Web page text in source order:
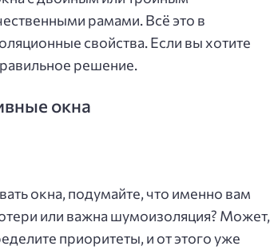
рамами. Всё это в
свойства. Если вы хотите
решение.
окна
окна, подумайте, что именно вам
или важна шумоизоляция? Может,
приоритеты, и от этого уже